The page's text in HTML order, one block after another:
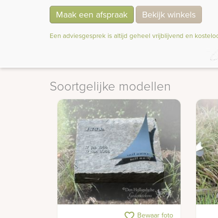
Maak een afspraak Bekijk winkels
Een adviesgesprek is altijd geheel vrijblijvend en
Soortgelijke modellen
Urnen gedenkteken Bewaar foto